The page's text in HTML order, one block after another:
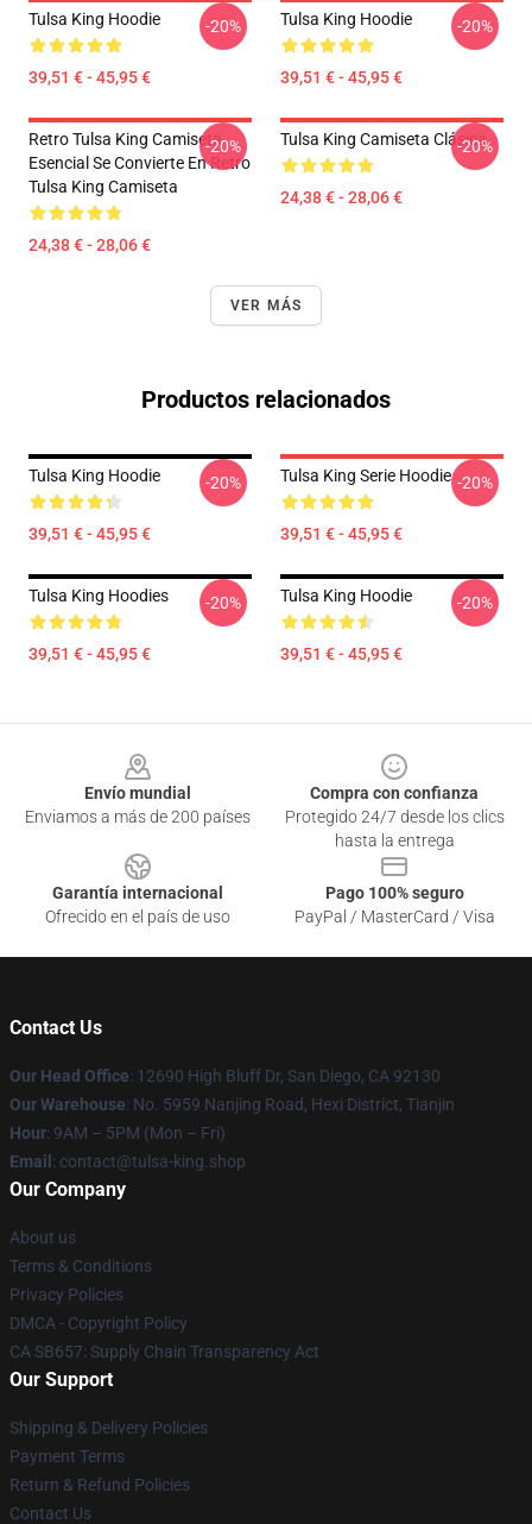
Tulsa King Hoodie
39,51 € - 45,95 €
-20% Tulsa King Hoodie
39,51 € - 45,95 €
-20%
Retro Tulsa King Camiseta
Esencial Se Convierte En Retro
Tulsa King Camiseta
24,38 € - 28,06 €
-20% Tulsa King Camiseta Clásica
24,38 € - 28,06 €
-20%
VER MÁS
Productos relacionados
Tulsa King Hoodie
39,51 € - 45,95 €
-20% Tulsa King Serie Hoodie
39,51 € - 45,95 €
-20%
Tulsa King Hoodies
39,51 € - 45,95 €
-20% Tulsa King Hoodie
39,51 € - 45,95 €
-20%
Envío mundial
Enviamos a más de 200 países
Compra con confianza
Protegido 24/7 desde los clics
hasta la entrega
Garantía internacional
Ofrecido en el país de uso
Pago 100% seguro
PayPal / MasterCard / Visa
Contact Us
Our Head Office: 12690 High Bluff Dr, San Diego, CA 92130
Our Warehouse: No. 5959 Nanjing Road, Hexi District, Tianjin
Hour: 9AM – 5PM (Mon – Fri)
Email : contact@tulsa-king.shop
Our Company
About us
Terms & Conditions
Privacy Policies
DMCA - Copyright Policy
CA SB657: Supply Chain Transparency Act
Our Support
Shipping & Delivery Policies
Payment Terms
Return & Refund Policies
Contact Us